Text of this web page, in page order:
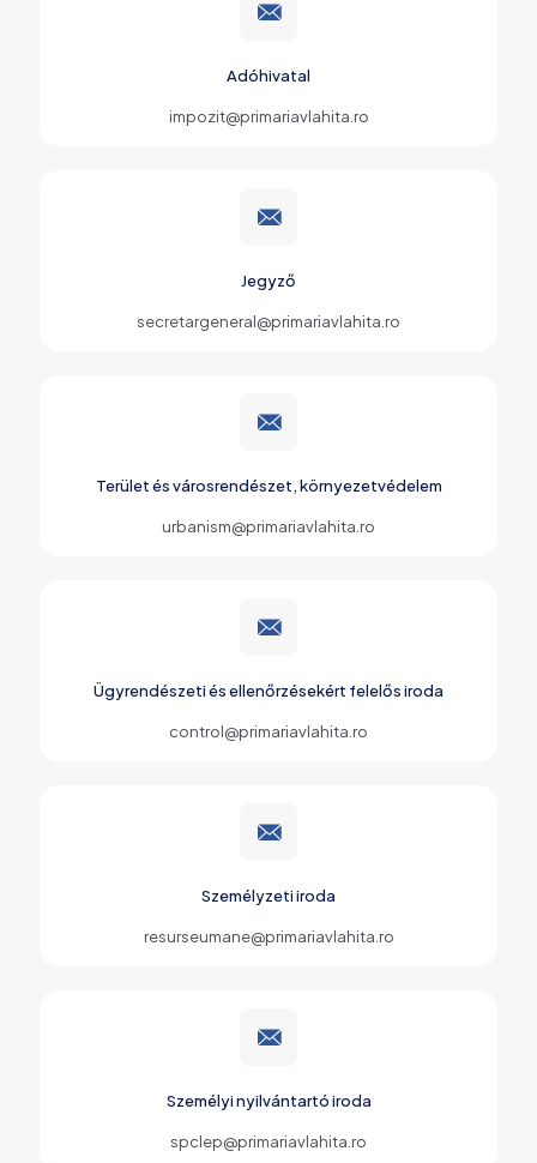
Adóhivatal
impozit@primariavlahita.ro
Jegyző
secretargeneral@primariavlahita.ro
Terület és városrendészet, környezetvédelem
urbanism@primariavlahita.ro
Ügyrendészeti és ellenőrzésekért felelős iroda
control@primariavlahita.ro
Személyzeti iroda
resurseumane@primariavlahita.ro
Személyi nyilvántartó iroda
spclep@primariavlahita.ro